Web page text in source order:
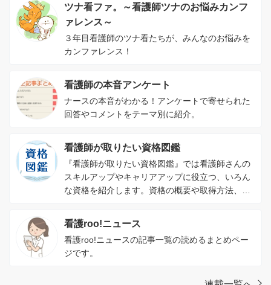
ツナ看ファ。～看護師ツナのお悩みカンフ
ァレンス～
３年目看護師のツナ看たちが、みんなのお悩みを
カンファレンス！
看護師の本音アンケート
ナースの本音がわかる！アンケートで寄せられた
回答やコメントをテーマ別に紹介。
看護師が取りたい資格図鑑
『看護師が取りたい資格図鑑』では看護師さんの
スキルアップやキャリアアップに役立つ、いろん
な資格を紹介します。資格の概要や取得方法、資
看護roo!ニュース
看護roo!ニュースの記事一覧の読めるまとめペー
ジです。